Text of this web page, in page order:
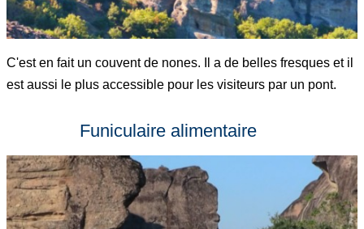
C'est en fait un couvent de nones. Il a de belles fresques et il
est aussi le plus accessible pour les visiteurs par un pont.
Funiculaire alimentaire